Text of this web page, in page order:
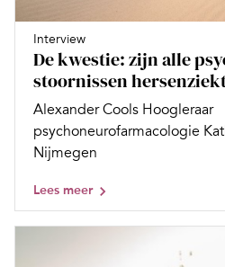
Interview
De kwestie: zijn alle
stoornissen
Alexander Cools Hoogleraar
psychoneurofarmacologie
Nijmegen
Lees meer